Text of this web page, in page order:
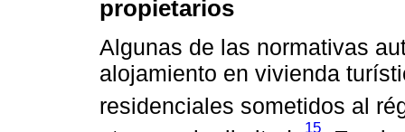
propietarios
Algunas de las normativas
alojamiento en vivienda
residenciales sometidos al
15